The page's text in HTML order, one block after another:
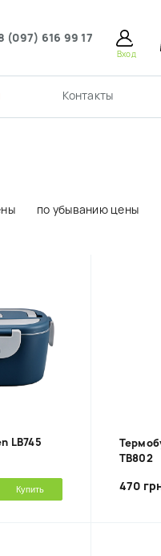
(097) 616 99 17
Вход
Контакты
по убыванию цены
LB745
Купить
TB802
470